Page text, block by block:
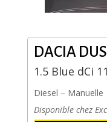
DACIA
1.5 Blue dCi
Diesel – Manuelle
Disponible chez